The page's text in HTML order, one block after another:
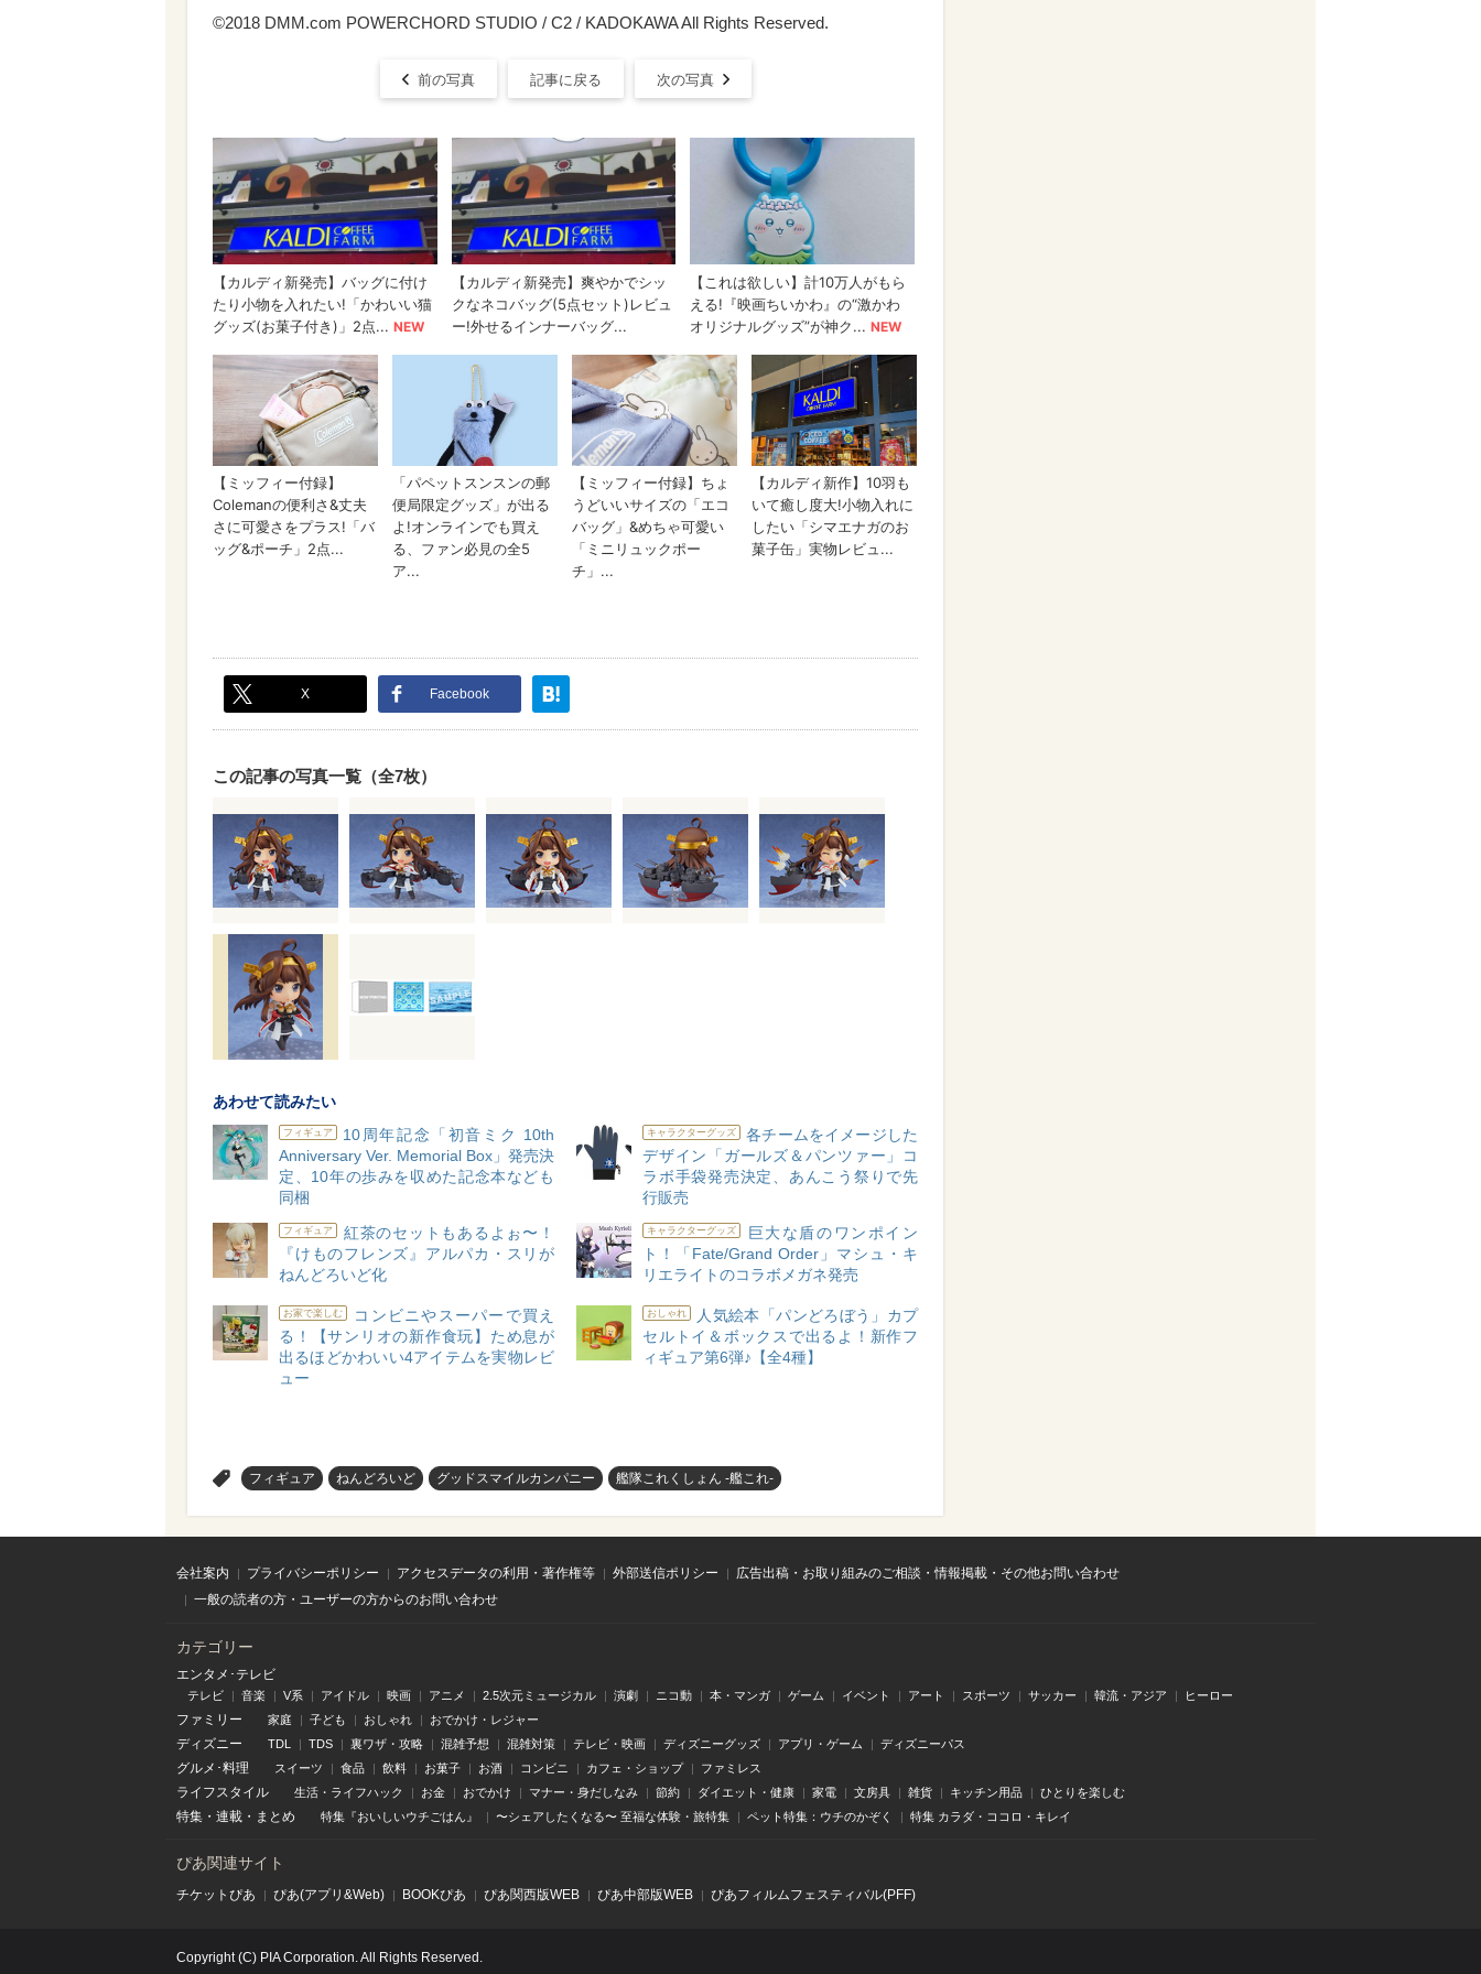
©2018 DMM.com POWERCHORD STUDIO / C2 / KADOKAWA All Rights Reserved.
前の写真 記事に戻る 次の写真
X Facebook
この記事の写真一覧（全7枚）
あわせて読みたい
フィギュア
10周年記念「初音ミク 10th
Anniversary Ver. Memorial Box」発売決
定、10年の歩みを収めた記念本なども
同梱
キャラクターグッズ
各チームをイメージした
デザイン「ガールズ＆パンツァー」コ
ラボ手袋発売決定、あんこう祭りで先
行販売
フィギュア
紅茶のセットもあるよぉ〜！
『けものフレンズ』アルパカ・スリが
ねんどろいど化
キャラクターグッズ
巨大な盾のワンポイン
ト！「Fate/Grand Order」マシュ・キ
リエライトのコラボメガネ発売
お家で楽しむ
コンビニやスーパーで買え
る！【サンリオの新作食玩】ため息が
出るほどかわいい4アイテムを実物レビ
ュー
おしゃれ
人気絵本「パンどろぼう」カプ
セルトイ＆ボックスで出るよ！新作フ
ィギュア第6弾♪【全4種】
フィギュア ねんどろいど グッドスマイルカンパニー 艦隊これくしょん -艦これ-
会社案内 プライバシーポリシー アクセスデータの利用・著作権等 外部送信ポリシー
広告出稿・お取り組みのご相談・情報掲載・その他お問い合わせ
一般の読者の方・ユーザーの方からのお問い合わせ
カテゴリー
エンタメ･テレビ
テレビ 音楽 V系 アイドル 映画 アニメ 2.5次元ミュージカル 演劇 ニコ動 本・マンガ ゲーム イベント アート スポーツ サッカー 韓流・アジア ヒーロー
ファミリー 家庭 子ども おしゃれ おでかけ・レジャー
ディズニー TDL TDS 裏ワザ・攻略 混雑予想 混雑対策 テレビ・映画 ディズニーグッズ アプリ・ゲーム ディズニーパス
グルメ･料理 スイーツ 食品 飲料 お菓子 お酒 コンビニ カフェ・ショップ ファミレス
ライフスタイル 生活・ライフハック お金 おでかけ マナー・身だしなみ 節約 ダイエット・健康 家電 文房具 雑貨 キッチン用品 ひとりを楽しむ
特集 ・ 連載 ・ まとめ 特集『おいしいウチごはん』 〜シェアしたくなる〜 至福な体験・旅特集 ペット特集：ウチのかぞく 特集 カラダ・ココロ・キレイ
ぴあ関連サイト
チケットぴあ ぴあ(アプリ&Web) BOOKぴあ ぴあ関⻄版WEB ぴあ中部版WEB ぴあフィルムフェスティバル(PFF)
Copyright (C) PIA Corporation. All Rights Reserved.